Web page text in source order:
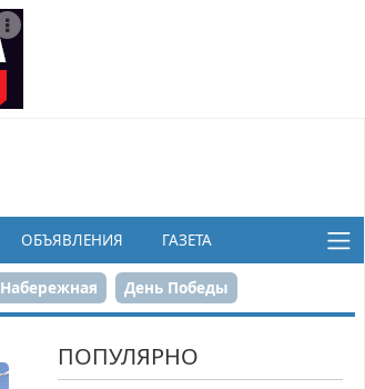
ОБЪЯВЛЕНИЯ ГАЗЕТА
Набережная День Победы
ПОПУЛЯРНО